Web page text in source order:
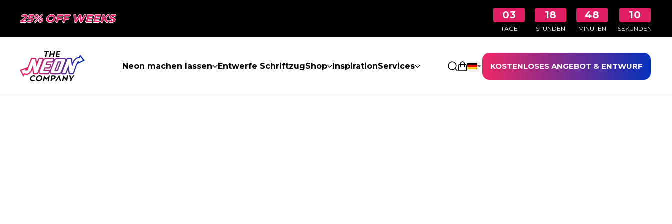
25% OFF WEEKS 03
TAGE
18
STUNDEN
48
MINUTEN
09
SEKUNDEN
Neon machen lassen Entwerfe SchriftzugShop InspirationServices Einkaufswagen öffnen
KOSTENLOSES ANGEBOT & ENTWURF